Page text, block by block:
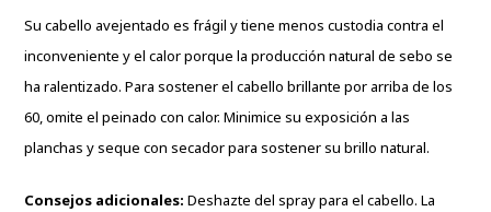
Su cabello avejentado es frágil y tiene menos custodia contra el
inconveniente y el calor porque la producción natural de sebo se
ha ralentizado. Para sostener el cabello brillante por arriba de los
60, omite el peinado con calor. Minimice su exposición a las
planchas y seque con secador para sostener su brillo natural.
Consejos adicionales: Deshazte del spray para el cabello. La